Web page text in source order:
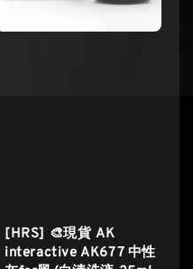
[HRS] 🎨現貨 AK
interactive AK677 中性